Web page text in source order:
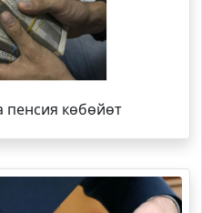
пенсия көбөйөт